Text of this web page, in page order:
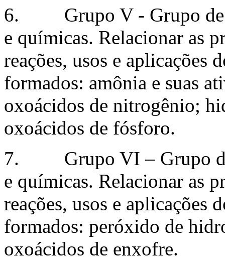
6. Grupo V - Grupo de
e químicas. Relacionar as
reações, usos e aplicações
formados: amônia e suas
oxoácidos de nitrogênio;
oxoácidos de fósforo.
7. Grupo VI – Grupo do
e químicas. Relacionar as
reações, usos e aplicações
formados: peróxido de
oxoácidos de enxofre.